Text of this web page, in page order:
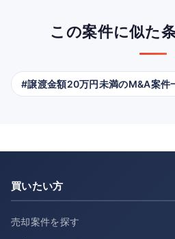
この案件に似た
#譲渡金額20万円未満のM&A案件
買いたい方
売却案件を探す